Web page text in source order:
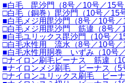
■白毛 毘沙門（8号／10号／15号
□白毛（銅巻）毘沙門（10号／15
■白毛メジ用毘沙門（8号／10号／
□白毛メジ用毘沙門 筋違（8号／
■白毛ユリックス毘沙門（10号／
□白毛水性用 流水（8号／10号／
■白毛水性用胴巻 いずみ（10号／
□ナイロン刷毛ビーナス 筋違（10
■ナイロンメジ刷毛 ビーナス（5
□ナイロンユリックス刷毛 ビーナ